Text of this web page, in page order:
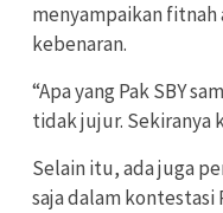
menyampaikan
kebenaran.
“Apa yang Pak SBY
tidak jujur. Sekiranya
Selain itu, ada juga
saja dalam kontestasi